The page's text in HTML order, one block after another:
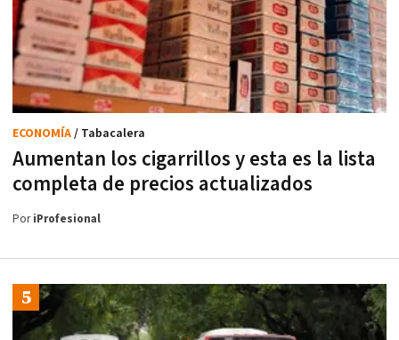
Aumentan los cigarrillos y esta es la lista
completa de precios actualizados
ECONOMÍA/ Tabacalera
PoriProfesional